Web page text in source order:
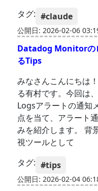
タグ: #claude
公開日: 2026-02-06
Datadog Monitorの
るTips
みなさんこんにちは
る有村です。今回は
Logsアラートの通知
点を当て、アラート
みを紹介します。 背
視ツールとして
タグ: #tips
公開日: 2026-02-04